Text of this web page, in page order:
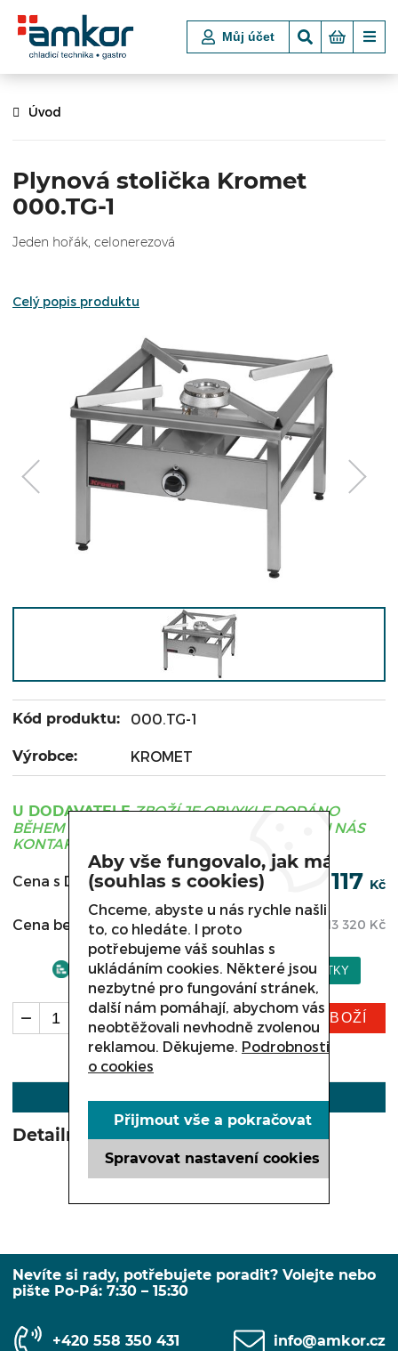
Můj účet
Úvod
Plynová stolička Kromet
000.TG-1
Jeden hořák, celonerezová
Celý popis produktu
Kód produktu: 000.TG-1
Výrobce: KROMET
U DODAVATELE ZBOŽÍ JE OBVYKLE DODÁNO
BĚHEM 3 - 21 DNÍ, PRO UPŘESNĚNÍ TERMÍNU NÁS
KONTAKTUJTE.
Cena s DPH: 16 117 Kč
Cena bez DPH: 13 320 Kč
ks KOUPIT ZBOŽÍ
Detailní popis produktu
Nevíte si rady, potřebujete poradit? Volejte nebo
pište Po-Pá: 7:30 – 15:30
+420 558 350 431 info@amkor.cz
Aby vše fungovalo, jak má
(souhlas s cookies)
Chceme, abyste u nás rychle našli
to, co hledáte. I proto
potřebujeme váš souhlas s
ukládáním cookies. Některé jsou
nezbytné pro fungování stránek,
další nám pomáhají, abychom vás
neobtěžovali nevhodně zvolenou
reklamou. Děkujeme. Podrobnosti
o cookies
Spravovat nastavení cookies
Přijmout vše a pokračovat